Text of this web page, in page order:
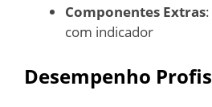
Componentes Extras
com indicador
Desempenho